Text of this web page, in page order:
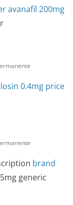
avanafil 200mg
0.4mg price
brand
generic